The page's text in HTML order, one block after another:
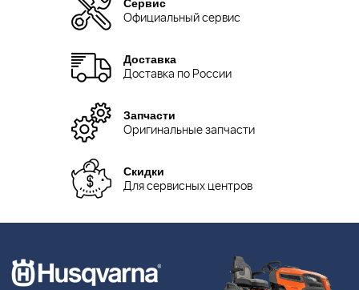
Официальный сервис
Доставка
Доставка по России
Запчасти
Оригинальные запчасти
Скидки
Для сервисных центров